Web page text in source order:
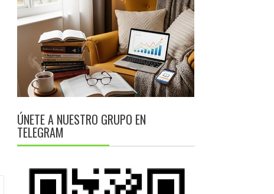
ÚNETE A NUESTRO GRUPO EN
TELEGRAM